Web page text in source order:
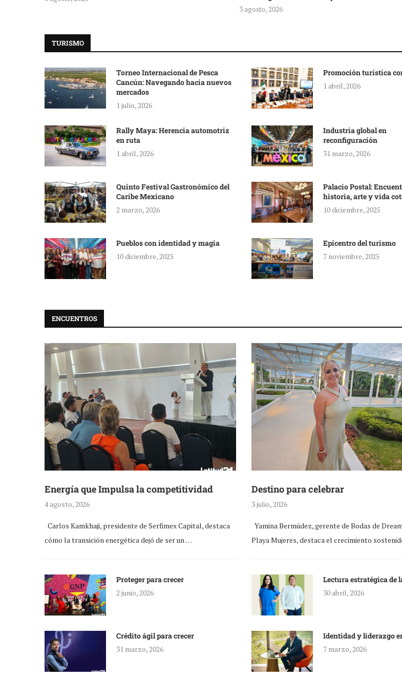
3 agosto, 2026
TURISMO
Torneo Internacional de Pesca
Cancún: Navegando hacia nuevos
mercados
1 julio, 2026
Promoción turística
1 abril, 2026
Rally Maya: Herencia automotriz
en ruta
1 abril, 2026
Industria global en
reconfiguración
31 marzo, 2026
Quinto Festival Gastronómico del
Caribe Mexicano
2 marzo, 2026
Palacio Postal:
historia, arte y vida
10 diciembre, 2025
Pueblos con identidad y magia
10 diciembre, 2025
Epicentro del turismo
7 noviembre, 2025
ENCUENTROS
Energía que Impulsa la competitividad
4 agosto, 2026
Carlos Kamkhaji, presidente de Serfimex Capital, destaca
cómo la transición energética dejó de ser un …
Destino para celebrar
3 julio, 2026
Yamina Bermúdez, gerente de Bodas de
Playa Mujeres, destaca el crecimiento
Proteger para crecer
2 junio, 2026
Lectura estratégica de
30 abril, 2026
Crédito ágil para crecer
31 marzo, 2026
Identidad y liderazgo
7 marzo, 2026